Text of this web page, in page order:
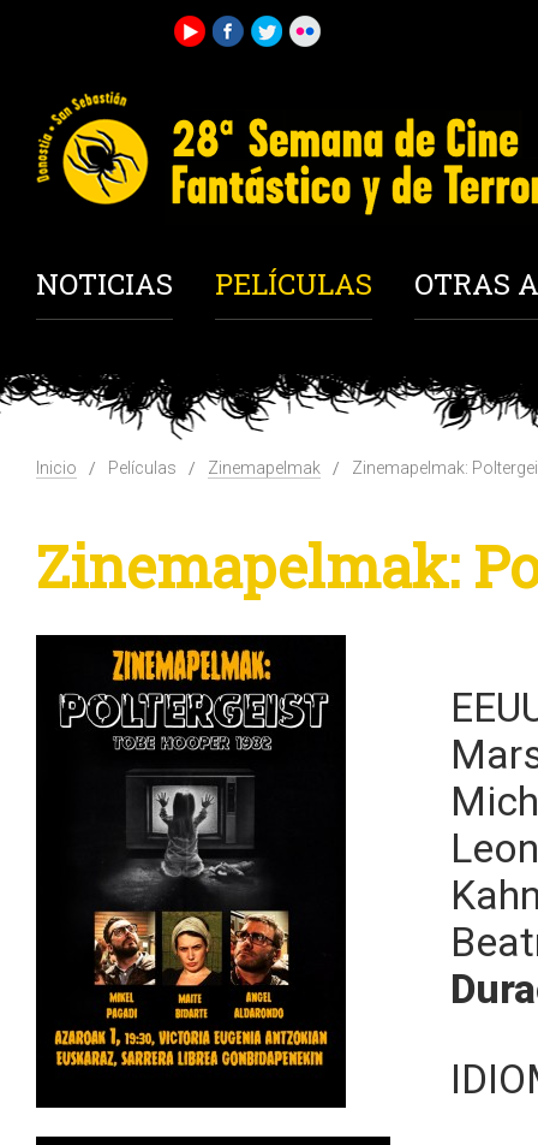
NOTICIAS PELÍCULAS OTRAS
Inicio Películas Zinemapelmak Zinemapelmak:
Zinemapelmak: